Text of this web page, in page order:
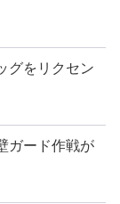
グをリクセン
ガード作戦が